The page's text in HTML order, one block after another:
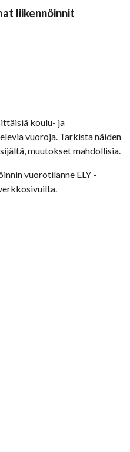
liikennöinnit
koulu- ja
vuoroja. Tarkista näiden
muutokset mahdollisia.
vuorotilanne ELY -